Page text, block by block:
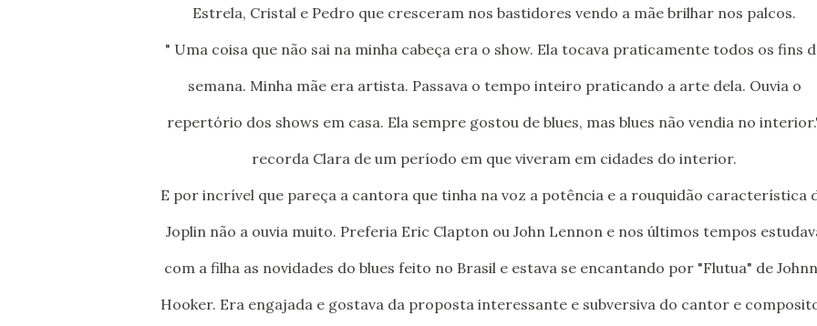
Estrela, Cristal e Pedro que cresceram nos bastidores vendo a mãe brilhar nos palcos.
" Uma coisa que não sai na minha cabeça era o show. Ela tocava praticamente todos os fins
semana. Minha mãe era artista. Passava o tempo inteiro praticando a arte dela. Ouvia o
repertório dos shows em casa. Ela sempre gostou de blues, mas blues não vendia no
recorda Clara de um período em que viveram em cidades do interior.
E por incrível que pareça a cantora que tinha na voz a potência e a rouquidão característica de
Joplin não a ouvia muito. Preferia Eric Clapton ou John Lennon e nos últimos tempos
com a filha as novidades do blues feito no Brasil e estava se encantando por "Flutua" de
Hooker. Era engajada e gostava da proposta interessante e subversiva do cantor e